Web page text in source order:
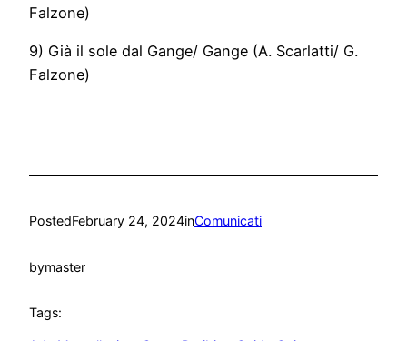
Falzone)
9) Già il sole dal Gange/ Gange (A. Scarlatti/ G.
Falzone)
PostedFebruary 24, 2024inComunicati
bymaster
Tags: